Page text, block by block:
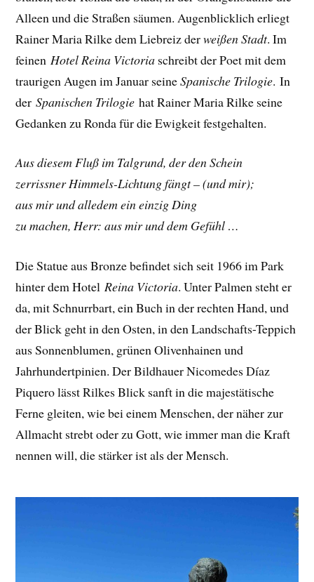
Alleen und die Straßen säumen. Augenblicklich erliegt
Rainer Maria Rilke dem Liebreiz derweißen Stadt. Im
feinen Hotel Reina Victoria schreibt der Poet mit dem
traurigen Augen im Januar seineSpanische Trilogie.In
derSpanischen Trilogie hat Rainer Maria Rilke seine
Gedanken zu Ronda für die Ewigkeit festgehalten.
Aus diesem Fluß im Talgrund, der den Schein
zerrissner Himmels-Lichtung fängt –(und mir);
aus mir und alledem ein einzig Ding
zu machen, Herr: aus mir und dem Gefühl …
Die Statue aus Bronze befindet sich seit 1966 im Park
hinter dem Hotel Reina Victoria. Unter Palmen steht er
da, mit Schnurrbart, ein Buch in der rechten Hand, und
der Blick geht in den Osten, in den Landschafts-Teppich
aus Sonnenblumen, grünen Olivenhainen und
Jahrhundertpinien. Der Bildhauer Nicomedes Díaz
Piquero lässt Rilkes Blick sanft in die majestätische
Ferne gleiten, wie bei einem Menschen, der näher zur
Allmacht strebt oder zu Gott, wie immer man die Kraft
nennen will, die stärker ist als der Mensch.